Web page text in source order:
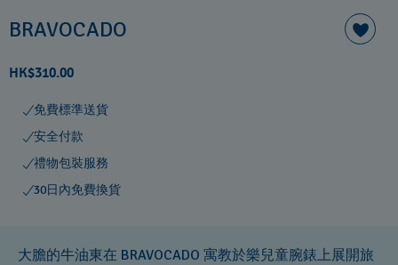
BRAVOCADO
HK$310.00
免費標準送貨
安全付款
禮物包裝服務
30日內免費換貨
大膽的牛油東在 BRAVOCADO 寓教於樂兒童腕錶上展開旅